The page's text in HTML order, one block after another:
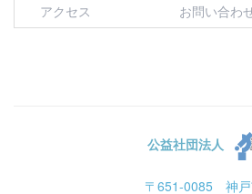
アクセス お問い合わ
公益社団法人
〒651-0085 神戸